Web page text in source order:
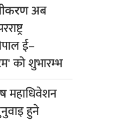
अब
ई–
को शुभारम्भ
महाधिवेशन
हुने